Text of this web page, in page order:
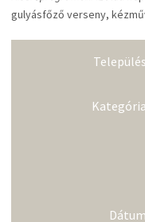
gulyásfőző verseny,
Település
Kategória
Dátum